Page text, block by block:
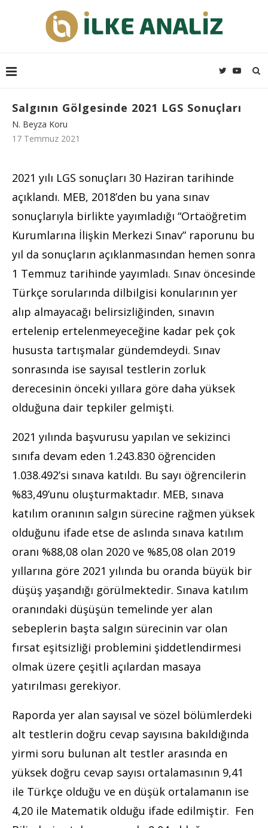
Salgının Gölgesinde 2021 LGS Sonuçları
N. Beyza Koru
17 Temmuz 2021
2021 yılı LGS sonuçları 30 Haziran tarihinde
açıklandı. MEB, 2018’den bu yana sınav
sonuçlarıyla birlikte yayımladığı “Ortaöğretim
Kurumlarına İlişkin Merkezi Sınav” raporunu bu
yıl da sonuçların açıklanmasından hemen sonra
1 Temmuz tarihinde yayımladı. Sınav öncesinde
Türkçe sorularında dilbilgisi konularının yer
alıp almayacağı belirsizliğinden, sınavın
ertelenip ertelenmeyeceğine kadar pek çok
hususta tartışmalar gündemdeydi. Sınav
sonrasında ise sayısal testlerin zorluk
derecesinin önceki yıllara göre daha yüksek
olduğuna dair tepkiler gelmişti.
2021 yılında başvurusu yapılan ve sekizinci
sınıfa devam eden 1.243.830 öğrenciden
1.038.492’si sınava katıldı. Bu sayı öğrencilerin
%83,49’unu oluşturmaktadır. MEB, sınava
katılım oranının salgın sürecine rağmen yüksek
olduğunu ifade etse de aslında sınava katılım
oranı %88,08 olan 2020 ve %85,08 olan 2019
yıllarına göre 2021 yılında bu oranda büyük bir
düşüş yaşandığı görülmektedir. Sınava katılım
oranındaki düşüşün temelinde yer alan
sebeplerin başta salgın sürecinin var olan
fırsat eşitsizliği problemini şiddetlendirmesi
olmak üzere çeşitli açılardan masaya
yatırılması gerekiyor.
Raporda yer alan sayısal ve sözel bölümlerdeki
alt testlerin doğru cevap sayısına bakıldığında
yirmi soru bulunan alt testler arasında en
yüksek doğru cevap sayısı ortalamasının 9,41
ile Türkçe olduğu ve en düşük ortalamanın ise
4,20 ile Matematik olduğu ifade edilmiştir. Fen